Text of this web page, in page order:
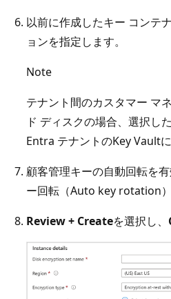
以前に作成したキー コンテ
ョンを指定します。
Note
テナント間のカスタマー マ
ド ディスクの場合、選択
Entra テナントのKey Vaultに
顧客管理キーの自動回転を
ー回転（Auto key rotation）
Review + Createを選択し、